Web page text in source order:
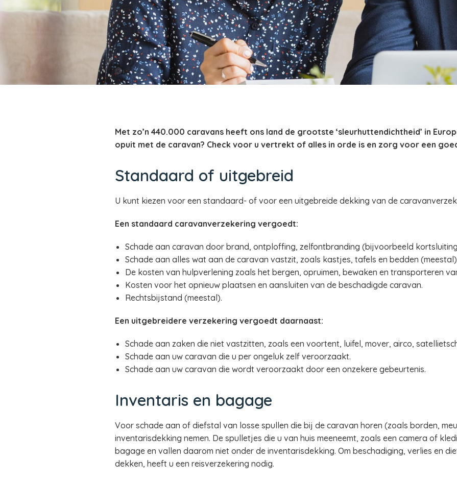
Met zo’n 440.000 caravans heeft ons land de grootste ‘sleurhuttendichtheid’ in
opuit met de caravan? Check voor u vertrekt of alles in orde is en zorg voor een
Standaard of uitgebreid
U kunt kiezen voor een standaard- of voor een uitgebreide dekking van de
Een standaard caravanverzekering vergoedt:
Schade aan caravan door brand, ontploffing, zelfontbranding (bijvoorbeeld
Schade aan alles wat aan de caravan vastzit, zoals kastjes, tafels en bedden
De kosten van hulpverlening zoals het bergen, opruimen, bewaken en transporteren
Kosten voor het opnieuw plaatsen en aansluiten van de beschadigde caravan.
Rechtsbijstand (meestal).
Een uitgebreidere verzekering vergoedt daarnaast:
Schade aan zaken die niet vastzitten, zoals een voortent, luifel, mover, airco,
Schade aan uw caravan die u per ongeluk zelf veroorzaakt.
Schade aan uw caravan die wordt veroorzaakt door een onzekere gebeurtenis.
Inventaris en bagage
Voor schade aan of diefstal van losse spullen die bij de caravan horen (zoals borden,
inventarisdekking nemen. De spulletjes die u van huis meeneemt, zoals een camera of
bagage en vallen daarom niet onder de inventarisdekking. Om beschadiging, verlies en
dekken, heeft u een reisverzekering nodig.